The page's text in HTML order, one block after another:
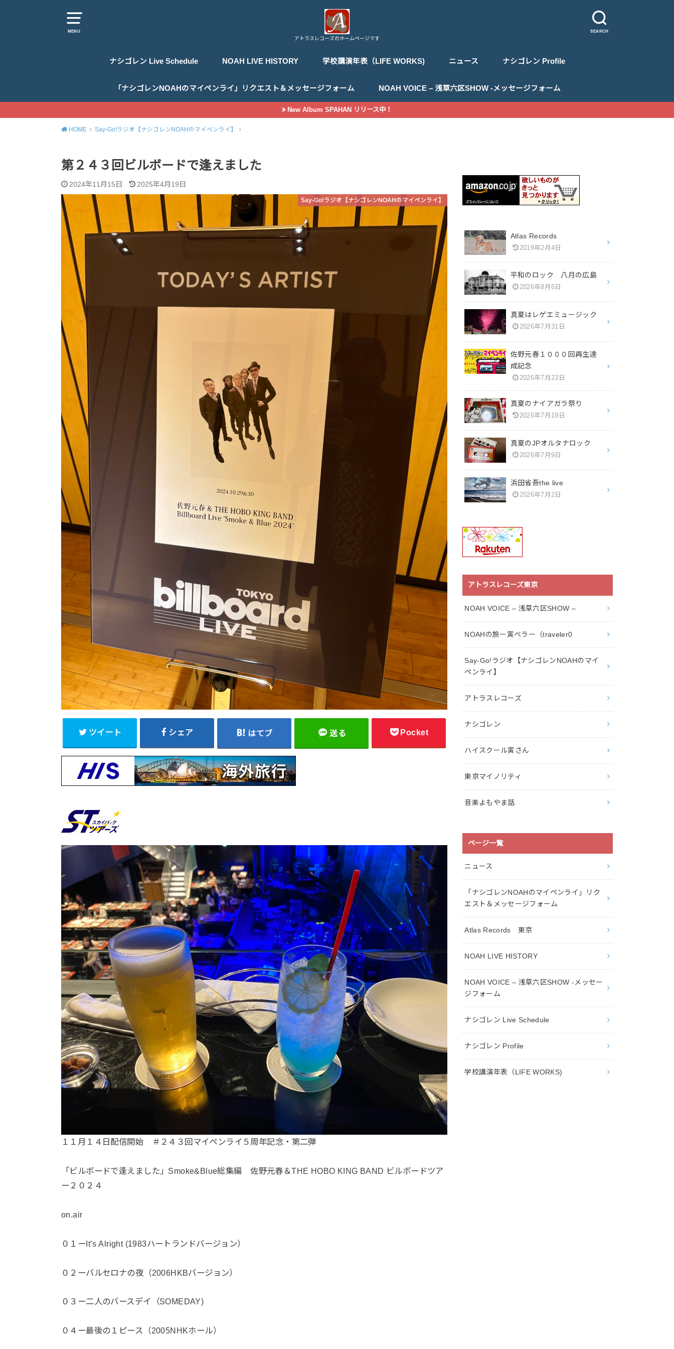
MENU SEARCH
アトラスレコーズのホームページです
ナシゴレン Live Schedule NOAH LIVE HISTORY 学校講演年表（LIFE WORKS) ニュース ナシゴレン Profile
「ナシゴレンNOAHのマイペンライ」リクエスト＆メッセージフォーム NOAH VOICE – 浅草六区SHOW -メッセージフォーム
New Album SPAHAN リリース中！
HOME Say-Go!ラジオ【ナシゴレンNOAHのマイペンライ】
第２４３回ビルボードで逢えました
2024年11月15日 2025年4月19日
Say-Go!ラジオ【ナシゴレンNOAHのマイペンライ】
ツイート シェア はてブ 送る Pocket
１１月１４日配信開始 ＃２４３回マイペンライ５周年記念・第二弾
「ビルボードで逢えました」Smoke&Blue総集編 佐野元春＆THE HOBO KING BAND ビルボードツア
ー２０２４
on.air
０１ーIt’s Alright (1983ハートランドバージョン）
０２ーバルセロナの夜（2006HKBバージョン）
０３ー二人のバースデイ（SOMEDAY)
０４ー最後の１ピース（2005NHKホール）
Atlas Records
2019年2月4日
平和のロック 八月の広島
2026年8月6日
真夏はレゲエミュージック
2026年7月31日
佐野元春１０００回再生達
成記念
2026年7月23日
真夏のナイアガラ祭り
2026年7月19日
真夏のJPオルタナロック
2026年7月9日
浜田省吾the live
2026年7月2日
アトラスレコーズ東京
NOAH VOICE – 浅草六区SHOW –
NOAHの旅ー寅ベラー（traveler0
Say-Go!ラジオ【ナシゴレンNOAHのマイ
ペンライ】
アトラスレコーズ
ナシゴレン
ハイスクール寅さん
東京マイノリティ
音楽よもやま話
ページ一覧
ニュース
「ナシゴレンNOAHのマイペンライ」リク
エスト＆メッセージフォーム
Atlas Records 東京
NOAH LIVE HISTORY
NOAH VOICE – 浅草六区SHOW -メッセー
ジフォーム
ナシゴレン Live Schedule
ナシゴレン Profile
学校講演年表（LIFE WORKS)